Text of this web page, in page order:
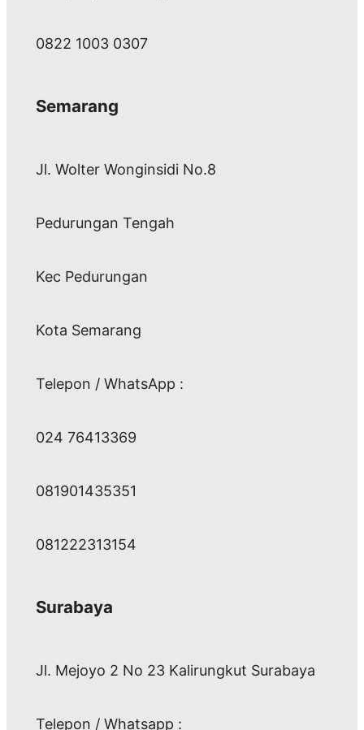
0822 1003 0307
Semarang
Jl. Wolter Wonginsidi No.8
Pedurungan Tengah
Kec Pedurungan
Kota Semarang
Telepon / WhatsApp :
024 76413369
081901435351
081222313154
Surabaya
Jl. Mejoyo 2 No 23 Kalirungkut Surabaya
Telepon / Whatsapp :